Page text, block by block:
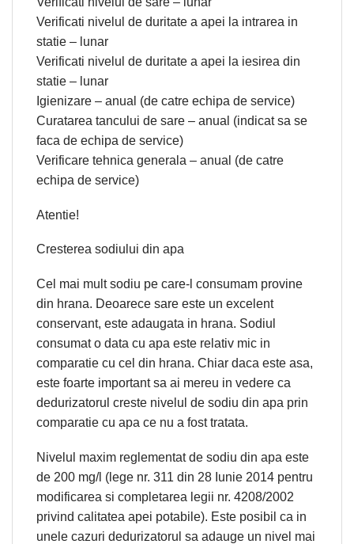
Verificati nivelul de duritate a apei la intrarea in
statie – lunar
Verificati nivelul de duritate a apei la iesirea din
statie – lunar
Igienizare – anual (de catre echipa de service)
Curatarea tancului de sare – anual (indicat sa se
faca de echipa de service)
Verificare tehnica generala – anual (de catre
echipa de service)
Atentie!
Cresterea sodiului din apa
Cel mai mult sodiu pe care-l consumam provine
din hrana. Deoarece sare este un excelent
conservant, este adaugata in hrana. Sodiul
consumat o data cu apa este relativ mic in
comparatie cu cel din hrana. Chiar daca este asa,
este foarte important sa ai mereu in vedere ca
dedurizatorul creste nivelul de sodiu din apa prin
comparatie cu apa ce nu a fost tratata.
Nivelul maxim reglementat de sodiu din apa este
de 200 mg/l (lege nr. 311 din 28 Iunie 2014 pentru
modificarea si completarea legii nr. 4208/2002
privind calitatea apei potabile). Este posibil ca in
unele cazuri dedurizatorul sa adauge un nivel mai